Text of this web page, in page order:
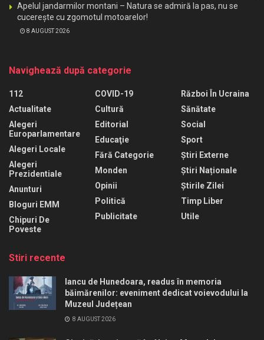
Apelul jandarmilor montani – Natura se admiră la pas, nu se
cucerește cu zgomotul motoarelor!
8 AUGUST 2026
Navighează după categorie
112
Actualitate
Alegeri
Europarlamentare
Alegeri Locale
Alegeri
Prezidentiale
Anunturi
Bloguri EMM
Chipuri De
Poveste
COVID-19
Cultură
Editorial
Educaţie
Fără Categorie
Monden
Opinii
Politică
Publicitate
Război În Ucraina
Sănătate
Social
Sport
Știri Externe
Știri Naționale
Știrile Zilei
Timp Liber
Utile
Stiri recente
Iancu de Hunedoara, readus în memoria
băimărenilor: eveniment dedicat voievodului la
Muzeul Județean
8 AUGUST 2026